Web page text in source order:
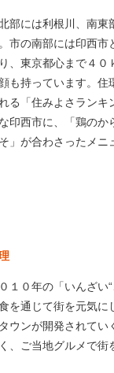
部には利根川、南東
市の南部には印西市
、東京都心まで４０
も持っています。住
る「住みよさランキ
印西市に、「鶏のか
」が合わさったメニ
１０年の「いんざ
を通じて街を元気
ウンが開発されて
、ご当地グルメで